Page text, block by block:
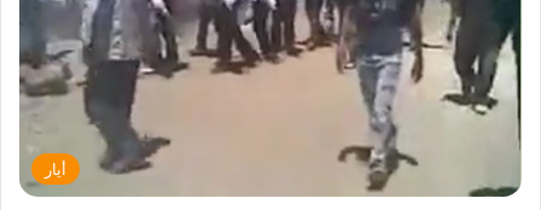
أيار